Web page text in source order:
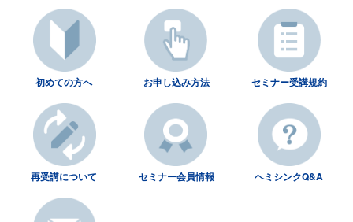
初めての方へ お申し込み方法 セミナー受講規約
再受講について セミナー会員情報 ヘミシンクQ&A